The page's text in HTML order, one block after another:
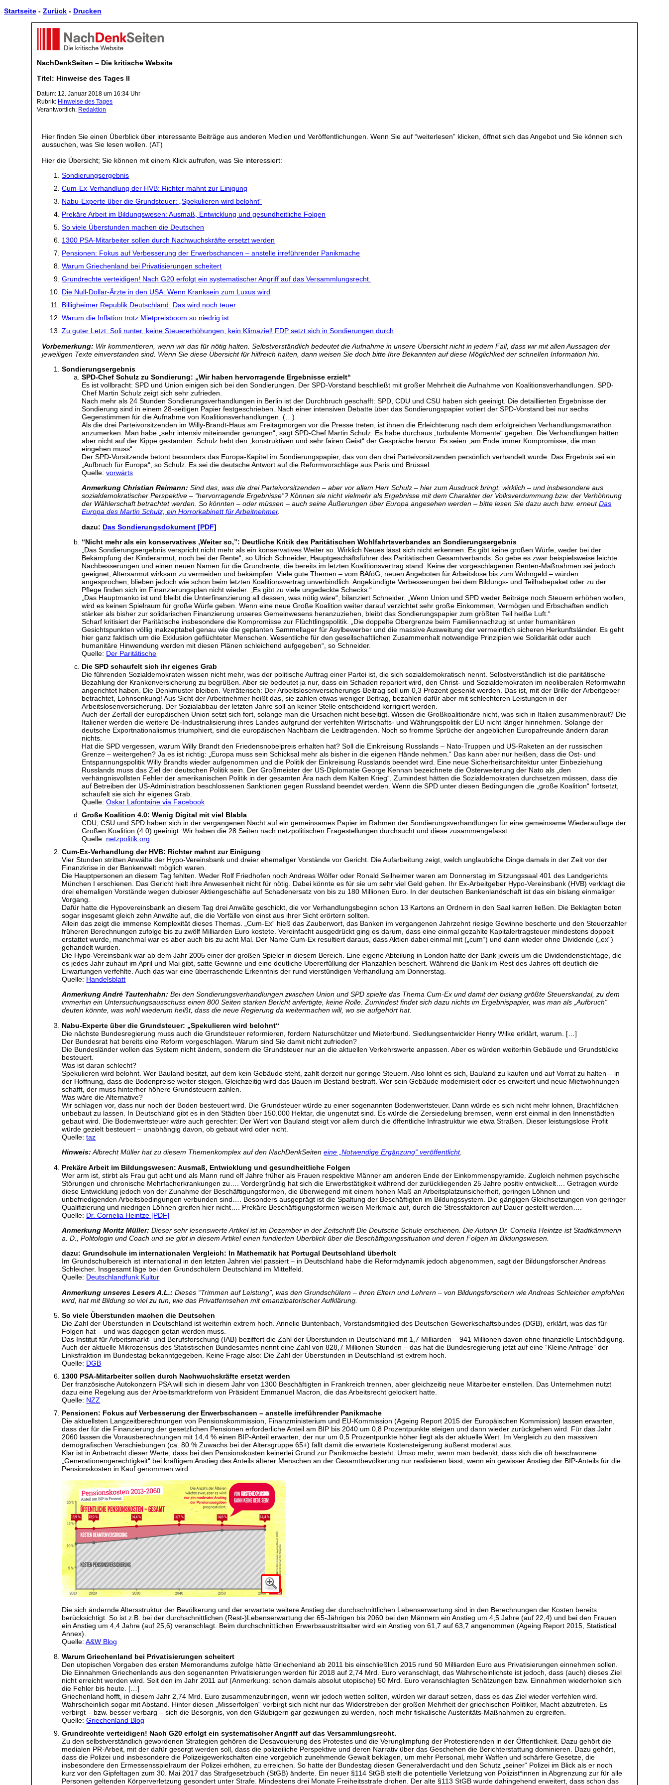
Startseite - Zurück - Drucken
NachDenkSeiten – Die kritische Website
Titel: Hinweise des Tages II
Datum: 12. Januar 2018 um 16:34 Uhr
Rubrik: Hinweise des Tages
Verantwortlich: Redaktion
Hier finden Sie einen Überblick über interessante Beiträge aus anderen Medien und Veröffentlichungen. Wenn Sie auf “weiterlesen” klicken, öffnet sich das Angebot und Sie können sich
aussuchen, was Sie lesen wollen. (AT)
Hier die Übersicht; Sie können mit einem Klick aufrufen, was Sie interessiert:
Sondierungsergebnis
Cum-Ex-Verhandlung der HVB: Richter mahnt zur Einigung
Nabu-Experte über die Grundsteuer: „Spekulieren wird belohnt“
Prekäre Arbeit im Bildungswesen: Ausmaß, Entwicklung und gesundheitliche Folgen
So viele Überstunden machen die Deutschen
1300 PSA-Mitarbeiter sollen durch Nachwuchskräfte ersetzt werden
Pensionen: Fokus auf Verbesserung der Erwerbschancen – anstelle irreführender Panikmache
Warum Griechenland bei Privatisierungen scheitert
Grundrechte verteidigen! Nach G20 erfolgt ein systematischer Angriff auf das Versammlungsrecht.
Die Null-Dollar-Ärzte in den USA: Wenn Kranksein zum Luxus wird
Billigheimer Republik Deutschland: Das wird noch teuer
Warum die Inflation trotz Mietpreisboom so niedrig ist
Zu guter Letzt: Soli runter, keine Steuererhöhungen, kein Klimaziel! FDP setzt sich in Sondierungen durch
Vorbemerkung: Wir kommentieren, wenn wir das für nötig halten. Selbstverständlich bedeutet die Aufnahme in unsere Übersicht nicht in jedem Fall, dass wir mit allen Aussagen der
jeweiligen Texte einverstanden sind. Wenn Sie diese Übersicht für hilfreich halten, dann weisen Sie doch bitte Ihre Bekannten auf diese Möglichkeit der schnellen Information hin.
Sondierungsergebnis
SPD-Chef Schulz zu Sondierung: „Wir haben hervorragende Ergebnisse erzielt“
Es ist vollbracht: SPD und Union einigen sich bei den Sondierungen. Der SPD-Vorstand beschließt mit großer Mehrheit die Aufnahme von Koalitionsverhandlungen. SPD-
Chef Martin Schulz zeigt sich sehr zufrieden.
Nach mehr als 24 Stunden Sondierungsverhandlungen in Berlin ist der Durchbruch geschafft: SPD, CDU und CSU haben sich geeinigt. Die detaillierten Ergebnisse der
Sondierung sind in einem 28-seitigen Papier festgeschrieben. Nach einer intensiven Debatte über das Sondierungspapier votiert der SPD-Vorstand bei nur sechs
Gegenstimmen für die Aufnahme von Koalitionsverhandlungen. (…)
Als die drei Parteivorsitzenden im Willy-Brandt-Haus am Freitagmorgen vor die Presse treten, ist ihnen die Erleichterung nach dem erfolgreichen Verhandlungsmarathon
anzumerken. Man habe „sehr intensiv miteinander gerungen“, sagt SPD-Chef Martin Schulz. Es habe durchaus „turbulente Momente“ gegeben. Die Verhandlungen hätten
aber nicht auf der Kippe gestanden. Schulz hebt den „konstruktiven und sehr fairen Geist“ der Gespräche hervor. Es seien „am Ende immer Kompromisse, die man
eingehen muss“.
Der SPD-Vorsitzende betont besonders das Europa-Kapitel im Sondierungspapier, das von den drei Parteivorsitzenden persönlich verhandelt wurde. Das Ergebnis sei ein
„Aufbruch für Europa“, so Schulz. Es sei die deutsche Antwort auf die Reformvorschläge aus Paris und Brüssel.
Quelle:vorwärts
Anmerkung Christian Reimann: Sind das, was die drei Parteivorsitzenden – aber vor allem Herr Schulz – hier zum Ausdruck bringt, wirklich – und insbesondere aus
sozialdemokratischer Perspektive – “hervorragende Ergebnisse”? Können sie nicht vielmehr als Ergebnisse mit dem Charakter der Volksverdummung bzw. der Verhöhnung
der Wählerschaft betrachtet werden. So könnten – oder müssen – auch seine Äußerungen über Europa angesehen werden – bitte lesen Sie dazu auch bzw. erneutDas
Europa des Martin Schulz, ein Horrorkabinett für Arbeitnehmer.
dazu: Das Sondierungsdokument [PDF]
“Nicht mehr als ein konservatives ,Weiter so,”: Deutliche Kritik des Paritätischen Wohlfahrtsverbandes an Sondierungsergebnis
„Das Sondierungsergebnis verspricht nicht mehr als ein konservatives Weiter so. Wirklich Neues lässt sich nicht erkennen. Es gibt keine großen Würfe, weder bei der
Bekämpfung der Kinderarmut, noch bei der Rente“, so Ulrich Schneider, Hauptgeschäftsführer des Paritätischen Gesamtverbands. So gebe es zwar beispielsweise leichte
Nachbesserungen und einen neuen Namen für die Grundrente, die bereits im letzten Koalitionsvertrag stand. Keine der vorgeschlagenen Renten-Maßnahmen sei jedoch
geeignet, Altersarmut wirksam zu vermeiden und bekämpfen. Viele gute Themen – vom BAföG, neuen Angeboten für Arbeitslose bis zum Wohngeld – würden
angesprochen, blieben jedoch wie schon beim letzten Koalitionsvertrag unverbindlich. Angekündigte Verbesserungen bei dem Bildungs- und Teilhabepaket oder zu der
Pflege finden sich im Finanzierungsplan nicht wieder. „Es gibt zu viele ungedeckte Schecks.“
„Das Hauptmanko ist und bleibt die Unterfinanzierung all dessen, was nötig wäre“, bilanziert Schneider. „Wenn Union und SPD weder Beiträge noch Steuern erhöhen wollen,
wird es keinen Spielraum für große Würfe geben. Wenn eine neue Große Koalition weiter darauf verzichtet sehr große Einkommen, Vermögen und Erbschaften endlich
stärker als bisher zur solidarischen Finanzierung unseres Gemeinwesens heranzuziehen, bleibt das Sondierungspapier zum größten Teil heiße Luft.“
Scharf kritisiert der Paritätische insbesondere die Kompromisse zur Flüchtlingspolitik. „Die doppelte Obergrenze beim Familiennachzug ist unter humanitären
Gesichtspunkten völlig inakzeptabel genau wie die geplanten Sammellager für Asylbewerber und die massive Ausweitung der vermeintlich sicheren Herkunftsländer. Es geht
hier ganz faktisch um die Exklusion geflüchteter Menschen. Wesentliche für den gesellschaftlichen Zusammenhalt notwendige Prinzipien wie Solidarität oder auch
humanitäre Hinwendung werden mit diesen Plänen schleichend aufgegeben“, so Schneider.
Quelle: Der Paritätische
Die SPD schaufelt sich ihr eigenes Grab
Die führenden Sozialdemokraten wissen nicht mehr, was der politische Auftrag einer Partei ist, die sich sozialdemokratisch nennt. Selbstverständlich ist die paritätische
Bezahlung der Krankenversicherung zu begrüßen. Aber sie bedeutet ja nur, dass ein Schaden repariert wird, den Christ- und Sozialdemokraten im neoliberalen Reformwahn
angerichtet haben. Die Denkmuster bleiben. Verräterisch: Der Arbeitslosenversicherungs-Beitrag soll um 0,3 Prozent gesenkt werden. Das ist, mit der Brille der Arbeitgeber
betrachtet, Lohnsenkung! Aus Sicht der Arbeitnehmer heißt das, sie zahlen etwas weniger Beitrag, bezahlen dafür aber mit schlechteren Leistungen in der
Arbeitslosenversicherung. Der Sozialabbau der letzten Jahre soll an keiner Stelle entscheidend korrigiert werden.
Auch der Zerfall der europäischen Union setzt sich fort, solange man die Ursachen nicht beseitigt. Wissen die Großkoalitionäre nicht, was sich in Italien zusammenbraut? Die
Italiener werden die weitere De-Industrialisierung ihres Landes aufgrund der verfehlten Wirtschafts- und Währungspolitik der EU nicht länger hinnehmen. Solange der
deutsche Exportnationalismus triumphiert, sind die europäischen Nachbarn die Leidtragenden. Noch so fromme Sprüche der angeblichen Europafreunde ändern daran
nichts.
Hat die SPD vergessen, warum Willy Brandt den Friedensnobelpreis erhalten hat? Soll die Einkreisung Russlands – Nato-Truppen und US-Raketen an der russischen
Grenze – weitergehen? Ja es ist richtig: „Europa muss sein Schicksal mehr als bisher in die eigenen Hände nehmen.“ Das kann aber nur heißen, dass die Ost- und
Entspannungspolitik Willy Brandts wieder aufgenommen und die Politik der Einkreisung Russlands beendet wird. Eine neue Sicherheitsarchitektur unter Einbeziehung
Russlands muss das Ziel der deutschen Politik sein. Der Großmeister der US-Diplomatie George Kennan bezeichnete die Osterweiterung der Nato als „den
verhängnisvollsten Fehler der amerikanischen Politik in der gesamten Ära nach dem Kalten Krieg“. Zumindest hätten die Sozialdemokraten durchsetzen müssen, dass die
auf Betreiben der US-Administration beschlossenen Sanktionen gegen Russland beendet werden. Wenn die SPD unter diesen Bedingungen die „große Koalition“ fortsetzt,
schaufelt sie sich ihr eigenes Grab.
Quelle:Oskar Lafontaine via Facebook
Große Koalition 4.0: Wenig Digital mit viel Blabla
CDU, CSU und SPD haben sich in der vergangenen Nacht auf ein gemeinsames Papier im Rahmen der Sondierungsverhandlungen für eine gemeinsame Wiederauflage der
Großen Koalition (4.0) geeinigt. Wir haben die 28 Seiten nach netzpolitischen Fragestellungen durchsucht und diese zusammengefasst.
Quelle: netzpolitik.org
Cum-Ex-Verhandlung der HVB: Richter mahnt zur Einigung
Vier Stunden stritten Anwälte der Hypo-Vereinsbank und dreier ehemaliger Vorstände vor Gericht. Die Aufarbeitung zeigt, welch unglaubliche Dinge damals in der Zeit vor der
Finanzkrise in der Bankenwelt möglich waren.
Die Hauptpersonen an diesem Tag fehlten. Weder Rolf Friedhofen noch Andreas Wölfer oder Ronald Seilheimer waren am Donnerstag im Sitzungssaal 401 des Landgerichts
München I erschienen. Das Gericht hielt ihre Anwesenheit nicht für nötig. Dabei könnte es für sie um sehr viel Geld gehen. Ihr Ex-Arbeitgeber Hypo-Vereinsbank (HVB) verklagt die
drei ehemaligen Vorstände wegen dubioser Aktiengeschäfte auf Schadenersatz von bis zu 180 Millionen Euro. In der deutschen Bankenlandschaft ist das ein bislang einmaliger
Vorgang.
Dafür hatte die Hypovereinsbank an diesem Tag drei Anwälte geschickt, die vor Verhandlungsbeginn schon 13 Kartons an Ordnern in den Saal karren ließen. Die Beklagten boten
sogar insgesamt gleich zehn Anwälte auf, die die Vorfälle von einst aus ihrer Sicht erörtern sollten.
Allein das zeigt die immense Komplexität dieses Themas. „Cum-Ex“ hieß das Zauberwort, das Banken im vergangenen Jahrzehnt riesige Gewinne bescherte und den Steuerzahler
früheren Berechnungen zufolge bis zu zwölf Milliarden Euro kostete. Vereinfacht ausgedrückt ging es darum, dass eine einmal gezahlte Kapitalertragsteuer mindestens doppelt
erstattet wurde, manchmal war es aber auch bis zu acht Mal. Der Name Cum-Ex resultiert daraus, dass Aktien dabei einmal mit („cum“) und dann wieder ohne Dividende („ex“)
gehandelt wurden.
Die Hypo-Vereinsbank war ab dem Jahr 2005 einer der großen Spieler in diesem Bereich. Eine eigene Abteilung in London hatte der Bank jeweils um die Dividendenstichtage, die
es jedes Jahr zuhauf im April und Mai gibt, satte Gewinne und eine deutliche Übererfüllung der Planzahlen beschert. Während die Bank im Rest des Jahres oft deutlich die
Erwartungen verfehlte. Auch das war eine überraschende Erkenntnis der rund vierstündigen Verhandlung am Donnerstag.
Quelle: Handelsblatt
Anmerkung André Tautenhahn: Bei den Sondierungsverhandlungen zwischen Union und SPD spielte das Thema Cum-Ex und damit der bislang größte Steuerskandal, zu dem
immerhin ein Untersuchungsausschuss einen 800 Seiten starken Bericht anfertigte, keine Rolle. Zumindest findet sich dazu nichts im Ergebnispapier, was man als „Aufbruch“
deuten könnte, was wohl wiederum heißt, dass die neue Regierung da weitermachen will, wo sie aufgehört hat.
Nabu-Experte über die Grundsteuer: „Spekulieren wird belohnt“
Die nächste Bundesregierung muss auch die Grundsteuer reformieren, fordern Naturschützer und Mieterbund. Siedlungsentwickler Henry Wilke erklärt, warum. […]
Der Bundesrat hat bereits eine Reform vorgeschlagen. Warum sind Sie damit nicht zufrieden?
Die Bundesländer wollen das System nicht ändern, sondern die Grundsteuer nur an die aktuellen Verkehrswerte anpassen. Aber es würden weiterhin Gebäude und Grundstücke
besteuert.
Was ist daran schlecht?
Spekulieren wird belohnt. Wer Bauland besitzt, auf dem kein Gebäude steht, zahlt derzeit nur geringe Steuern. Also lohnt es sich, Bauland zu kaufen und auf Vorrat zu halten – in
der Hoffnung, dass die Bodenpreise weiter steigen. Gleichzeitig wird das Bauen im Bestand bestraft. Wer sein Gebäude modernisiert oder es erweitert und neue Mietwohnungen
schafft, der muss hinterher höhere Grundsteuern zahlen.
Was wäre die Alternative?
Wir schlagen vor, dass nur noch der Boden besteuert wird. Die Grundsteuer würde zu einer sogenannten Bodenwertsteuer. Dann würde es sich nicht mehr lohnen, Brachflächen
unbebaut zu lassen. In Deutschland gibt es in den Städten über 150.000 Hektar, die ungenutzt sind. Es würde die Zersiedelung bremsen, wenn erst einmal in den Innenstädten
gebaut wird. Die Bodenwertsteuer wäre auch gerechter: Der Wert von Bauland steigt vor allem durch die öffentliche Infrastruktur wie etwa Straßen. Dieser leistungslose Profit
würde gezielt besteuert – unabhängig davon, ob gebaut wird oder nicht.
Quelle:taz
Hinweis:Albrecht Müller hat zu diesem Themenkomplex auf den NachDenkSeiteneine „Notwendige Ergänzung“ veröffentlicht.
Prekäre Arbeit im Bildungswesen: Ausmaß, Entwicklung und gesundheitliche Folgen
Wer arm ist, stirbt als Frau gut acht und als Mann rund elf Jahre früher als Frauen respektive Männer am anderen Ende der Einkommenspyramide. Zugleich nehmen psychische
Störungen und chronische Mehrfacherkrankungen zu…. Vordergründig hat sich die Erwerbstätigkeit während der zurückliegenden 25 Jahre positiv entwickelt…. Getragen wurde
diese Entwicklung jedoch von der Zunahme der Beschäftigungsformen, die überwiegend mit einem hohen Maß an Arbeitsplatzunsicherheit, geringen Löhnen und
unbefriedigenden Arbeitsbedingungen verbunden sind…. Besonders ausgeprägt ist die Spaltung der Beschäftigten im Bildungssystem. Die gängigen Gleichsetzungen von geringer
Qualifizierung und niedrigen Löhnen greifen hier nicht…. Prekäre Beschäftigungsformen weisen Merkmale auf, durch die Stressfaktoren auf Dauer gestellt werden….
Quelle: Dr. Cornelia Heintze [PDF]
Anmerkung Moritz Müller: Dieser sehr lesenswerte Artikel ist im Dezember in der Zeitschrift Die Deutsche Schule erschienen. Die Autorin Dr. Cornelia Heintze ist Stadtkämmerin
a. D., Politologin und Coach und sie gibt in diesem Artikel einen fundierten Überblick über die Beschäftigungssituation und deren Folgen im Bildungswesen.
dazu: Grundschule im internationalen Vergleich: In Mathematik hat Portugal Deutschland überholt
Im Grundschulbereich ist international in den letzten Jahren viel passiert – in Deutschland habe die Reformdynamik jedoch abgenommen, sagt der Bildungsforscher Andreas
Schleicher. Insgesamt läge bei den Grundschülern Deutschland im Mittelfeld.
Quelle: Deutschlandfunk Kultur
Anmerkung unseres Lesers A.L.: Dieses “Trimmen auf Leistung”, was den Grundschülern – ihren Eltern und Lehrern – von Bildungsforschern wie Andreas Schleicher empfohlen
wird, hat mit Bildung so viel zu tun, wie das Privatfernsehen mit emanzipatorischer Aufklärung.
So viele Überstunden machen die Deutschen
Die Zahl der Überstunden in Deutschland ist weiterhin extrem hoch. Annelie Buntenbach, Vorstandsmitglied des Deutschen Gewerkschaftsbundes (DGB), erklärt, was das für
Folgen hat – und was dagegen getan werden muss.
Das Institut für Arbeitsmarkt- und Berufsforschung (IAB) beziffert die Zahl der Überstunden in Deutschland mit 1,7 Milliarden – 941 Millionen davon ohne finanzielle Entschädigung.
Auch der aktuelle Mikrozensus des Statistischen Bundesamtes nennt eine Zahl von 828,7 Millionen Stunden – das hat die Bundesregierung jetzt auf eine “Kleine Anfrage” der
Linksfraktion im Bundestag bekanntgegeben. Keine Frage also: Die Zahl der Überstunden in Deutschland ist extrem hoch.
Quelle: DGB
1300 PSA-Mitarbeiter sollen durch Nachwuchskräfte ersetzt werden
Der französische Autokonzern PSA will sich in diesem Jahr von 1300 Beschäftigten in Frankreich trennen, aber gleichzeitig neue Mitarbeiter einstellen. Das Unternehmen nutzt
dazu eine Regelung aus der Arbeitsmarktreform von Präsident Emmanuel Macron, die das Arbeitsrecht gelockert hatte.
Quelle: NZZ
Pensionen: Fokus auf Verbesserung der Erwerbschancen – anstelle irreführender Panikmache
Die aktuellsten Langzeitberechnungen von Pensionskommission, Finanzministerium und EU-Kommission (Ageing Report 2015 der Europäischen Kommission) lassen erwarten,
dass der für die Finanzierung der gesetzlichen Pensionen erforderliche Anteil am BIP bis 2040 um 0,8 Prozentpunkte steigen und dann wieder zurückgehen wird. Für das Jahr
2060 lassen die Vorausberechnungen mit 14,4 % einen BIP-Anteil erwarten, der nur um 0,5 Prozentpunkte höher liegt als der aktuelle Wert. Im Vergleich zu den massiven
demografischen Verschiebungen (ca. 80 % Zuwachs bei der Altersgruppe 65+) fällt damit die erwartete Kostensteigerung äußerst moderat aus.
Klar ist in Anbetracht dieser Werte, dass bei den Pensionskosten keinerlei Grund zur Panikmache besteht. Umso mehr, wenn man bedenkt, dass sich die oft beschworene
„Generationengerechtigkeit“ bei kräftigem Anstieg des Anteils älterer Menschen an der Gesamtbevölkerung nur realisieren lässt, wenn ein gewisser Anstieg der BIP-Anteils für die
Pensionskosten in Kauf genommen wird.
Die sich ändernde Altersstruktur der Bevölkerung und der erwartete weitere Anstieg der durchschnittlichen Lebenserwartung sind in den Berechnungen der Kosten bereits
berücksichtigt. So ist z.B. bei der durchschnittlichen (Rest-)Lebenserwartung der 65-Jährigen bis 2060 bei den Männern ein Anstieg um 4,5 Jahre (auf 22,4) und bei den Frauen
ein Anstieg um 4,4 Jahre (auf 25,6) veranschlagt. Beim durchschnittlichen Erwerbsaustrittsalter wird ein Anstieg von 61,7 auf 63,7 angenommen (Ageing Report 2015, Statistical
Annex).
Quelle:A&W Blog
Warum Griechenland bei Privatisierungen scheitert
Den utopischen Vorgaben des ersten Memorandums zufolge hätte Griechenland ab 2011 bis einschließlich 2015 rund 50 Milliarden Euro aus Privatisierungen einnehmen sollen.
Die Einnahmen Griechenlands aus den sogenannten Privatisierungen werden für 2018 auf 2,74 Mrd. Euro veranschlagt, das Wahrscheinlichste ist jedoch, dass (auch) dieses Ziel
nicht erreicht werden wird. Seit den im Jahr 2011 auf (Anmerkung: schon damals absolut utopische) 50 Mrd. Euro veranschlagten Schätzungen bzw. Einnahmen wiederholen sich
die Fehler bis heute. […]
Griechenland hofft, in diesem Jahr 2,74 Mrd. Euro zusammenzubringen, wenn wir jedoch wetten sollten, würden wir darauf setzen, dass es das Ziel wieder verfehlen wird.
Wahrscheinlich sogar mit Abstand. Hinter diesen „Misserfolgen“ verbirgt sich nicht nur das Widerstreben der großen Mehrheit der griechischen Politiker, Macht abzutreten. Es
verbirgt – bzw. besser verbarg – sich die Besorgnis, von den Gläubigern gar gezwungen zu werden, noch mehr fiskalische Austeritäts-Maßnahmen zu ergreifen.
Quelle:Griechenland Blog
Grundrechte verteidigen! Nach G20 erfolgt ein systematischer Angriff auf das Versammlungsrecht.
Zu den selbstverständlich gewordenen Strategien gehören die Desavouierung des Protestes und die Verunglimpfung der Protestierenden in der Öffentlichkeit. Dazu gehört die
medialen PR-Arbeit, mit der dafür gesorgt werden soll, dass die polizeiliche Perspektive und deren Narrativ über das Geschehen die Berichterstattung dominieren. Dazu gehört,
dass die Polizei und insbesondere die Polizeigewerkschaften eine vorgeblich zunehmende Gewalt beklagen, um mehr Personal, mehr Waffen und schärfere Gesetze, die
insbesondere den Ermessensspielraum der Polizei erhöhen, zu erreichen. So hatte der Bundestag diesen Generalverdacht und den Schutz „seiner“ Polizei im Blick als er noch
kurz vor den Gipfeltagen zum 30. Mai 2017 das Strafgesetzbuch (StGB) änderte. Ein neuer §114 StGB stellt die potentielle Verletzung von Polizist*innen in Abgrenzung zur für alle
Personen geltenden Körperverletzung gesondert unter Strafe. Mindestens drei Monate Freiheitsstrafe drohen. Der alte §113 StGB wurde dahingehend erweitert, dass schon das